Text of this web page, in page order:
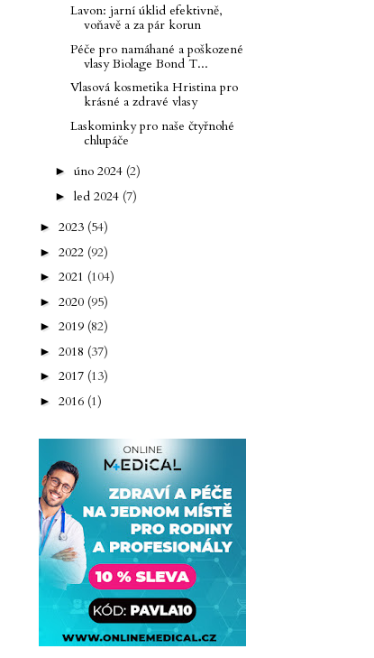
Lavon: jarní úklid efektivně,
voňavě a za pár korun
Péče pro namáhané a poškozené
vlasy Biolage Bond T...
Vlasová kosmetika Hristina pro
krásné a zdravé vlasy
Laskominky pro naše čtyřnohé
chlupáče
► úno 2024 (2)
► led 2024 (7)
► 2023 (54)
► 2022 (92)
► 2021 (104)
► 2020 (95)
► 2019 (82)
► 2018 (37)
► 2017 (13)
► 2016 (1)